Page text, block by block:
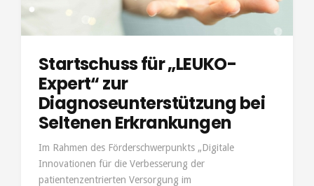
Startschuss für „LEUKO-
Expert“ zur
Diagnoseunterstützung bei
Seltenen Erkrankungen
Im Rahmen des Förderschwerpunkts „Digitale
Innovationen für die Verbesserung der
patientenzentrierten Versorgung im